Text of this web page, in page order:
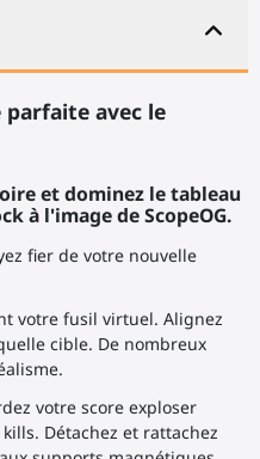
parfaite avec le
et dominez le tableau
à l'image de ScopeOG.
fier de votre nouvelle
votre fusil virtuel. Alignez
cible. De nombreux
votre score exploser
Détachez et rattachez